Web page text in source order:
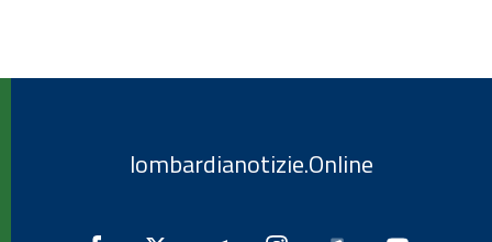
lombardianotizie.Online